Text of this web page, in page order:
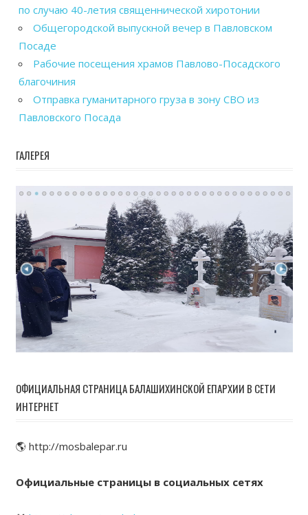
по случаю 40-летия священнической хиротонии
Общегородской выпускной вечер в Павловском
Посаде
Рабочие посещения храмов Павлово-Посадского
благочиния
Отправка гуманитарного груза в зону СВО из
Павловского Посада
ГАЛЕРЕЯ
ОФИЦИАЛЬНАЯ СТРАНИЦА БАЛАШИХИНСКОЙ ЕПАРХИИ В СЕТИ
ИНТЕРНЕТ
🌎 http://mosbalepar.ru
Официальные страницы в социальных сетях